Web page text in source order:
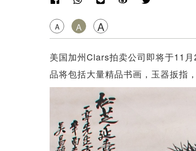
A A A
美国加州Clars拍卖公司即将于11
品将包括大量精品书画，玉器扳指